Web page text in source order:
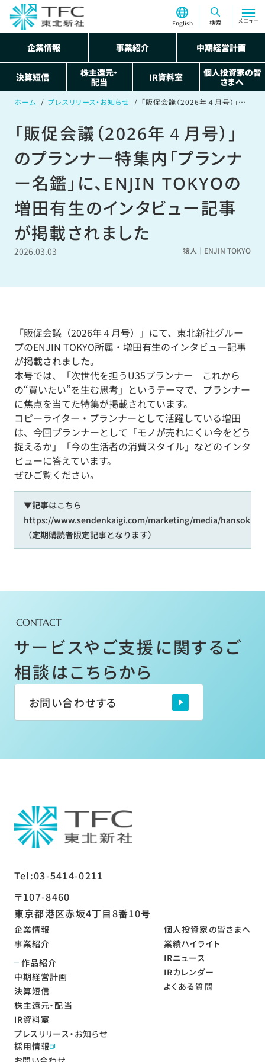
English 検索 メニュー
企業情報 事業紹介 中期経営計画
決算短信
株主還元・
配当
IR資料室
個人投資家の皆
さまへ
ホーム プレスリリース・お知らせ 「販促会議（2026年４月号）」のプランナー特集内「プランナー名鑑」に、ENJIN TOKYOの増田有生のインタビュー記事が掲載されました
「販促会議（2026年４月号）」
のプランナー特集内「プランナ
ー名鑑」に、ENJIN TOKYOの
増田有生のインタビュー記事
が掲載されました
2026.03.03 猿人｜ENJIN TOKYO
「販促会議（2026年４月号）」にて、東北新社グルー
プのENJIN TOKYO所属・増田有生のインタビュー記事
が掲載されました。
本号では、「次世代を担うU35プランナー これから
の“買いたい”を生む思考」というテーマで、プランナー
に焦点を当てた特集が掲載されています。
コピーライター・プランナーとして活躍している増田
は、今回プランナーとして「モノが売れにくい今をどう
捉えるか」「今の生活者の消費スタイル」などのインタ
ビューに答えています。
ぜひご覧ください。
▼記事はこちら
https://www.sendenkaigi.com/marketing/media/
（定期購読者限定記事となります）
CONTACT
サービスやご支援に関するご
相談はこちらから
お問い合わせする
Tel:03-5414-0211
〒107-8460
東京都港区赤坂4丁目8番10号
企業情報
事業紹介
作品紹介
中期経営計画
決算短信
株主還元・配当
IR資料室
個人投資家の皆さまへ
業績ハイライト
IRニュース
IRカレンダー
よくある質問
プレスリリース・お知らせ
採用情報